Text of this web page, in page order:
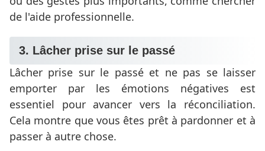
de l'aide professionnelle.
3. Lâcher prise sur le passé
Lâcher prise sur le passé et ne pas se laisser
emporter par les émotions négatives est
essentiel pour avancer vers la réconciliation.
Cela montre que vous êtes prêt à pardonner et à
passer à autre chose.